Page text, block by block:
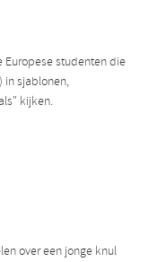
Europese studenten die
in sjablonen,
kijken.
over een jonge knul